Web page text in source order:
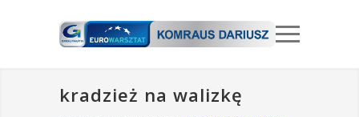
kradzież na walizkę